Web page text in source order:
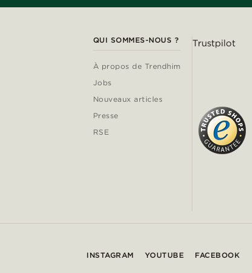
QUI SOMMES-NOUS ?
À propos de Trendhim
Jobs
Nouveaux articles
Presse
RSE
Trustpilot
INSTAGRAM YOUTUBE FACEBOOK